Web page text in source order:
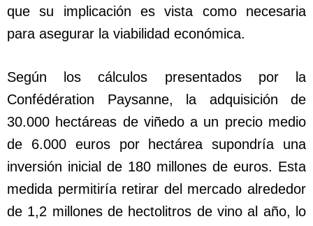
que su implicación es vista como necesaria
para asegurar la viabilidad económica.
Según los cálculos presentados por la
Confédération Paysanne, la adquisición de
30.000 hectáreas de viñedo a un precio medio
de 6.000 euros por hectárea supondría una
inversión inicial de 180 millones de euros. Esta
medida permitiría retirar del mercado alrededor
de 1,2 millones de hectolitros de vino al año, lo